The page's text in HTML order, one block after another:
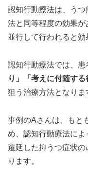
認知行動療法は、う
法と同等程度の効果
並行して行われると効
認知行動療法では、患
り」「考えに付随する
狙う治療方法となりま
事例のAさんは、もと
め、認知行動療法によ
遷延した抑うつ症状
ります。